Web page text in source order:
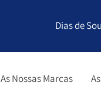
Dias de
As Nossas Marcas